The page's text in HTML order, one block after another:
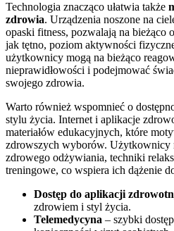
Technologia znacząco ułatwia także
zdrowia. Urządzenia noszone na
opaski fitness, pozwalają na bieżąco
jak tętno, poziom aktywności
użytkownicy mogą na bieżąco
nieprawidłowości i podejmować
swojego zdrowia.
Warto również wspomnieć o
stylu życia. Internet i aplikacje
materiałów edukacyjnych, które
zdrowszych wyborów. Użytkownicy
zdrowego odżywiania, techniki
treningowe, co wspiera ich dążenie
Dostęp do aplikacji
zdrowiem i styl życia.
Telemedycyna – szybki